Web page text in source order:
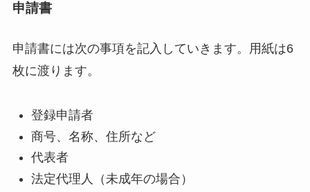
申請書
申請書には次の事項を記入していきます。用紙は6
枚に渡ります。
登録申請者
商号、名称、住所など
代表者
法定代理人（未成年の場合）